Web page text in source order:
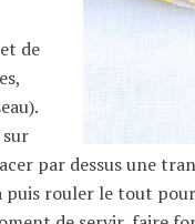
de
par dessus une
puis rouler le tout